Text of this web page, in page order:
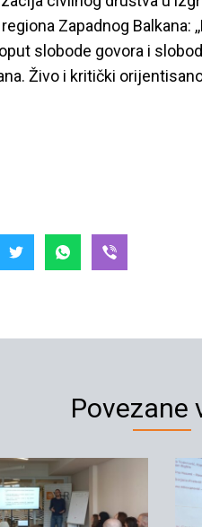
Zapadnog Balkana:
slobode govora i
Živo i kritički
Povezane